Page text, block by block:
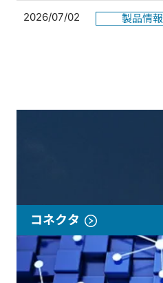
2026/07/02 製品情報
コネクタ